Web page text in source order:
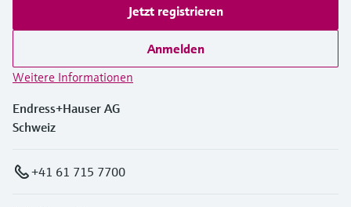
Jetzt registrieren
Anmelden
Weitere Informationen
Endress+Hauser AG
Schweiz
+41 61 715 7700